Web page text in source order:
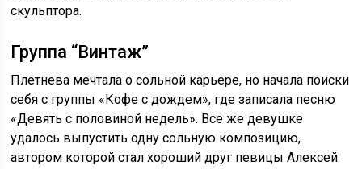
скульптора.
Группа “Винтаж”
Плетнева мечтала о сольной карьере, но начала поиски
себя с группы «Кофе с дождем», где записала песню
«Девять с половиной недель». Все же девушке
удалось выпустить одну сольную композицию,
автором которой стал хороший друг певицы Алексей